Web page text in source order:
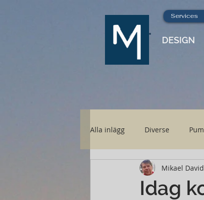
Services
DESIGN
Alla inlägg Diverse
Nya Höboden
Idag
Mikael